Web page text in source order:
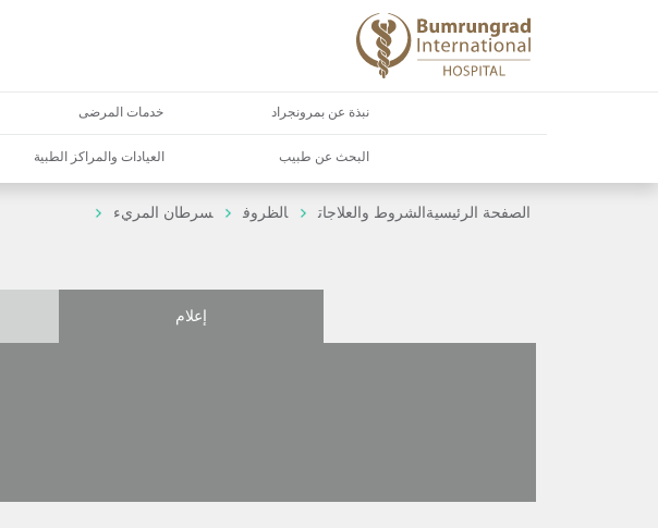
نبذة عن بمرونجراد خدمات المرضى
البحث عن طبيب العيادات والمراكز الطبية
الصفحة الرئيسية الشروط والعلاجات الظروف سرطان المريء
إعلام